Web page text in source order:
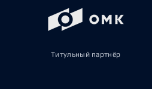
Титульный партнёр